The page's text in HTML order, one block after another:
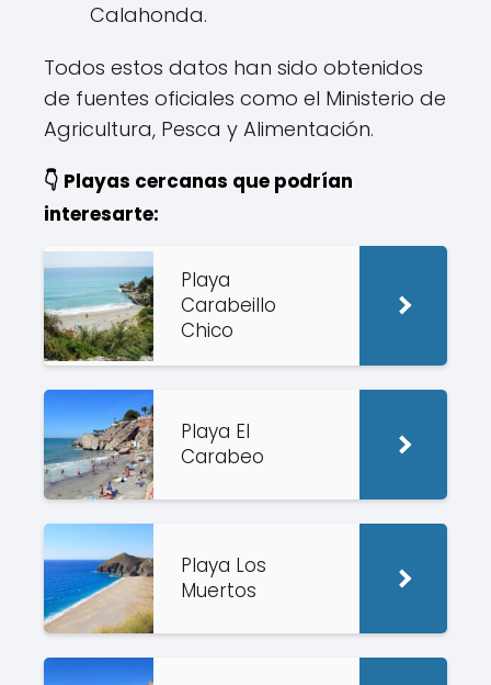
Calahonda.
Todos estos datos han sido obtenidos
de fuentes oficiales como el Ministerio de
Agricultura, Pesca y Alimentación.
👇 Playas cercanas que podrían
interesarte:
Playa
Carabeillo
Chico
Playa El
Carabeo
Playa Los
Muertos